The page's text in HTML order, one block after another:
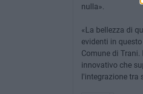
nulla».
«La bellezza di
evidenti in
Comune di
innovativo che
l'integrazione tra